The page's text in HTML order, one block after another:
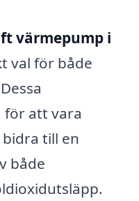
värmepump i
val för både
för att vara
till en
både